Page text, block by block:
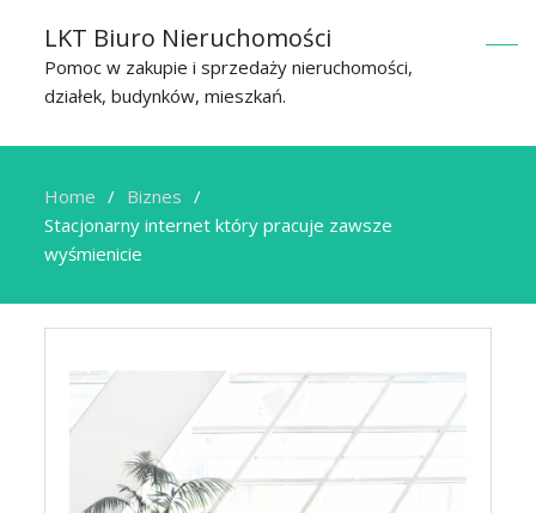
LKT Biuro Nieruchomości
Pomoc w zakupie i sprzedaży nieruchomości,
działek, budynków, mieszkań.
Home
Biznes
Stacjonarny internet który pracuje zawsze
wyśmienicie